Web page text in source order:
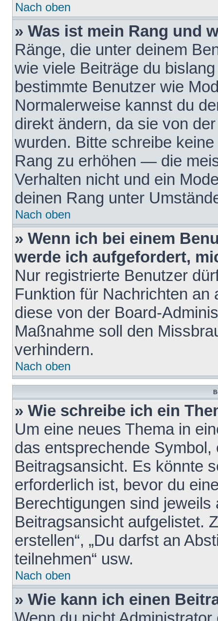
Nach oben
» Was ist mein Rang und
Ränge, die unter deinem
wie viele Beiträge du
bestimmte Benutzer wie
Normalerweise kannst du
direkt ändern, da sie von
wurden. Bitte schreibe
Rang zu erhöhen — die
Verhalten nicht und ein
deinen Rang unter
Nach oben
» Wenn ich bei einem
werde ich aufgefordert,
Nur registrierte Benutzer
Funktion für Nachrichten
diese von der Board-
Maßnahme soll den
verhindern.
Nach oben
» Wie schreibe ich ein
Um eine neues Thema in
das entsprechende
Beitragsansicht. Es könnte
erforderlich ist, bevor du
Berechtigungen sind
Beitragsansicht aufgelistet.
erstellen“, „Du darfst an
teilnehmen“ usw.
Nach oben
» Wie kann ich einen